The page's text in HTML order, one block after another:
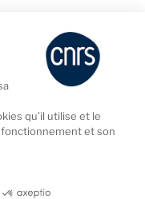
qu’il utilise et le
et son